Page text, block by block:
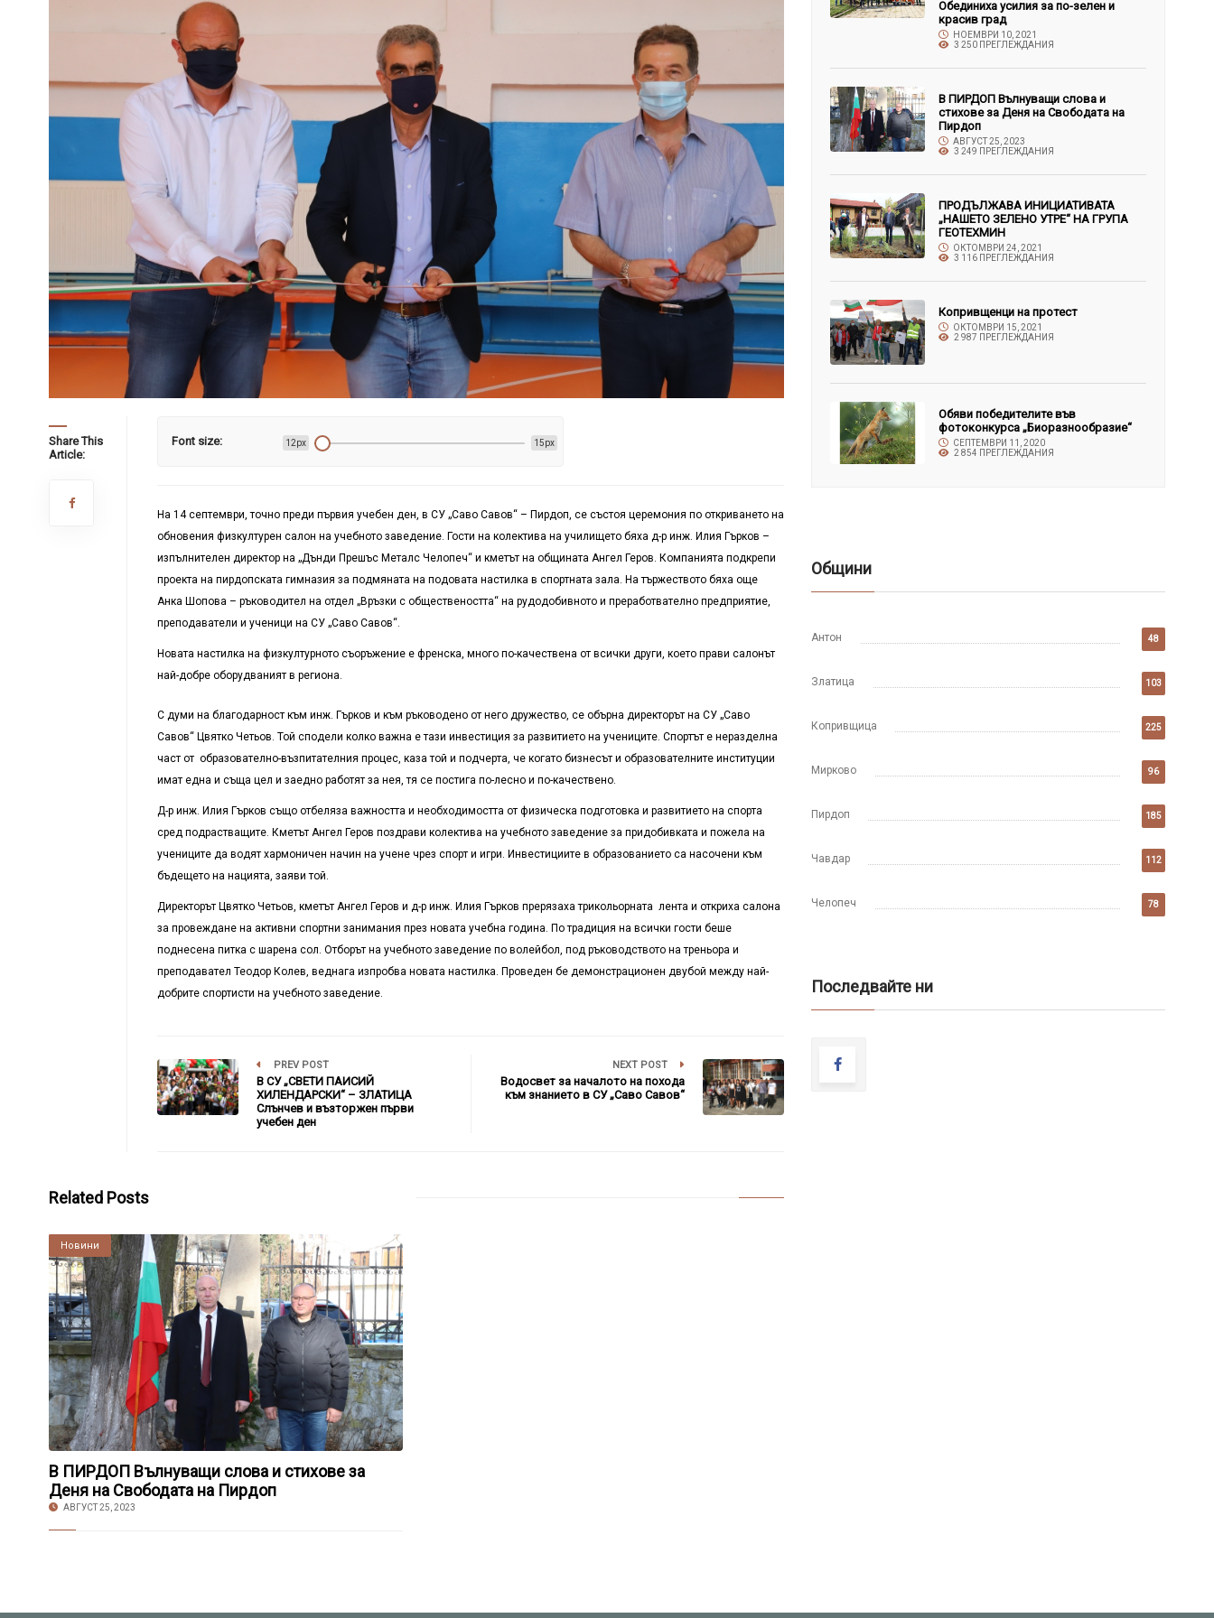
Share This
Article:
Font size: 12px 15px
На 14 септември, точно преди първия учебен ден, в СУ „Саво Савов“ – Пирдоп, се състоя церемония по откриването на
обновения физкултурен салон на учебното заведение. Гости на колектива на училището бяха д-р инж. Илия Гърков –
изпълнителен директор на „Дънди Прешъс Металс Челопеч“ и кметът на общината Ангел Геров. Компанията подкрепи
проекта на пирдопската гимназия за подмяната на подовата настилка в спортната зала. На тържеството бяха още
Анка Шопова – ръководител на отдел „Връзки с обществеността“ на рудодобивното и преработвателно предприятие,
преподаватели и ученици на СУ „Саво Савов“.
Новата настилка на физкултурното съоръжение е френска, много по-качествена от всички други, което прави салонът
най-добре оборудваният в региона.
С думи на благодарност към инж. Гърков и към ръководено от него дружество, се обърна директорът на СУ „Саво
Савов“ Цвятко Четьов. Той сподели колко важна е тази инвестиция за развитието на учениците. Спортът е неразделна
част от образователно-възпитателния процес, каза той и подчерта, че когато бизнесът и образователните институции
имат една и съща цел и заедно работят за нея, тя се постига по-лесно и по-качествено.
Д-р инж. Илия Гърков също отбеляза важността и необходимостта от физическа подготовка и развитието на спорта
сред подрастващите. Кметът Ангел Геров поздрави колектива на учебното заведение за придобивката и пожела на
учениците да водят хармоничен начин на учене чрез спорт и игри. Инвестициите в образованието са насочени към
бъдещето на нацията, заяви той.
Директорът Цвятко Четьов, кметът Ангел Геров и д-р инж. Илия Гърков прерязаха трикольорната лента и откриха салона
за провеждане на активни спортни занимания през новата учебна година. По традиция на всички гости беше
поднесена питка с шарена сол. Отборът на учебното заведение по волейбол, под ръководството на треньора и
преподавател Теодор Колев, веднага изпробва новата настилка. Проведен бе демонстрационен двубой между най-
добрите спортисти на учебното заведение.
PREV POST
В СУ „СВЕТИ ПАИСИЙ
ХИЛЕНДАРСКИ“ – ЗЛАТИЦА
Слънчев и възторжен първи
учебен ден
NEXT POST
Водосвет за началото на похода
към знанието в СУ „Саво Савов“
Related Posts
Култура
Новини
В ПИРДОП Вълнуващи слова и стихове за
Деня на Свободата на Пирдоп
АВГУСТ 25, 2023
Обединиха усилия за по-зелен и
красив град
НОЕМВРИ 10, 2021
3 250 ПРЕГЛЕЖДАНИЯ
В ПИРДОП Вълнуващи слова и
стихове за Деня на Свободата на
Пирдоп
АВГУСТ 25, 2023
3 249 ПРЕГЛЕЖДАНИЯ
ПРОДЪЛЖАВА ИНИЦИАТИВАТА
„НАШЕТО ЗЕЛЕНО УТРЕ“ НА ГРУПА
ГЕОТЕХМИН
ОКТОМВРИ 24, 2021
3 116 ПРЕГЛЕЖДАНИЯ
Копривщенци на протест
ОКТОМВРИ 15, 2021
2 987 ПРЕГЛЕЖДАНИЯ
Обяви победителите във
фотоконкурса „Биоразнообразие“
СЕПТЕМВРИ 11, 2020
2 854 ПРЕГЛЕЖДАНИЯ
Общини
Антон 48
Златица 103
Копривщица 225
Мирково 96
Пирдоп 185
Чавдар 112
Челопеч 78
Последвайте ни